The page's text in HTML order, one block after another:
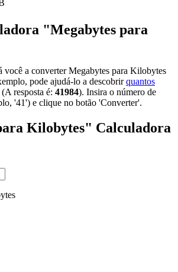
"Megabytes para
você a converter Megabytes para Kilobytes
pode ajudá-lo a descobrirquantos
(A resposta é: 41984). Insira o número de
'41') e clique no botão 'Converter'.
Kilobytes" Calculadora